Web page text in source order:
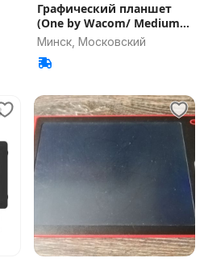
Графический планшет
(One by Wacom/ Medium
(CTL-672
Минск, Московский